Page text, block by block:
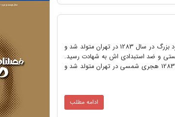
امیر توکل کامبوزیا یکی از پیشگامان مبارزه با صهیونیسم در ایران شناخته می شود . این مرد بزرگ در سال 1283 در تهران متولد شد و
و ضد استبدادی اش به شهادت رسید.
زندگی نامه مرحوم کامبوزیا استاد امیر توکل کامبوزیا فرزند امیر بابا مشیردیوان در33ماه دلو 1283 هجری شمسی در تهران متولد شد و
ادامه مطلب